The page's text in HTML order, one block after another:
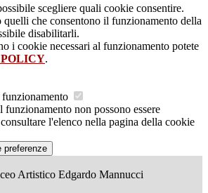
scegliere quali cookie consentire.
quelli che consentono il funzionamento della
disabilitarli.
i cookie necessari al funzionamento potete
.
funzionamento non possono essere
l'elenco nella pagina della cookie
preferenze
Artistico Edgardo Mannucci